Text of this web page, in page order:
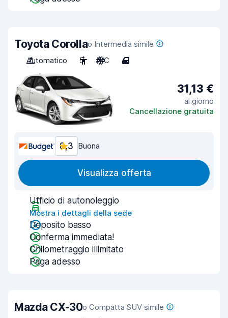
Toyota Corollao Intermedia simile
Automatico
5 A/C 4
31,13 €
al giorno
Cancellazione gratuita
8,3 Buona
Visualizza offerta
Ufficio di autonoleggio
Mostra i dettagli della sede
Deposito basso
Conferma immediata!
Chilometraggio illimitato
Paga adesso
Mazda CX-30o Compatta SUV simile